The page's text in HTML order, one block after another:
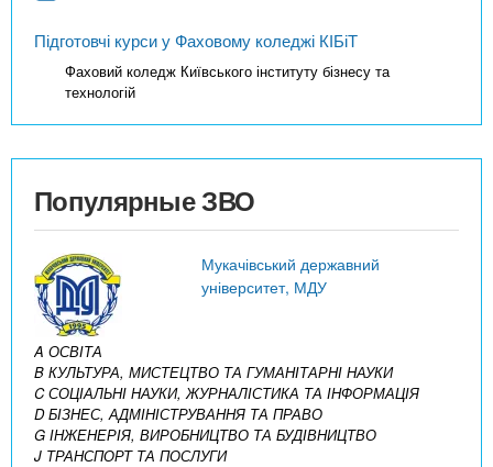
Підготовчі курси у Фаховому коледжі КІБіТ
Фаховий коледж Київського інституту бізнесу та
технологій
Популярные ЗВО
Мукачівський державний
університет, МДУ
A ОСВІТА
B КУЛЬТУРА, МИСТЕЦТВО ТА ГУМАНІТАРНІ НАУКИ
C СОЦІАЛЬНІ НАУКИ, ЖУРНАЛІСТИКА ТА ІНФОРМАЦІЯ
D БІЗНЕС, АДМІНІСТРУВАННЯ ТА ПРАВО
G ІНЖЕНЕРІЯ, ВИРОБНИЦТВО ТА БУДІВНИЦТВО
J ТРАНСПОРТ ТА ПОСЛУГИ